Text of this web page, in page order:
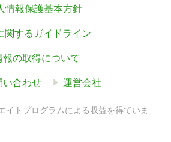
情報保護基本方針
関するガイドライン
の取得について
い合わせ 運営会社
イトプログラムによる収益を得ていま